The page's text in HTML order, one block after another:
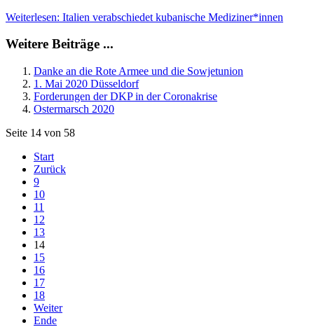
Weiterlesen: Italien verabschiedet kubanische Mediziner*innen
Weitere Beiträge ...
Danke an die Rote Armee und die Sowjetunion
1. Mai 2020 Düsseldorf
Forderungen der DKP in der Coronakrise
Ostermarsch 2020
Seite 14 von 58
Start
Zurück
9
10
11
12
13
14
15
16
17
18
Weiter
Ende